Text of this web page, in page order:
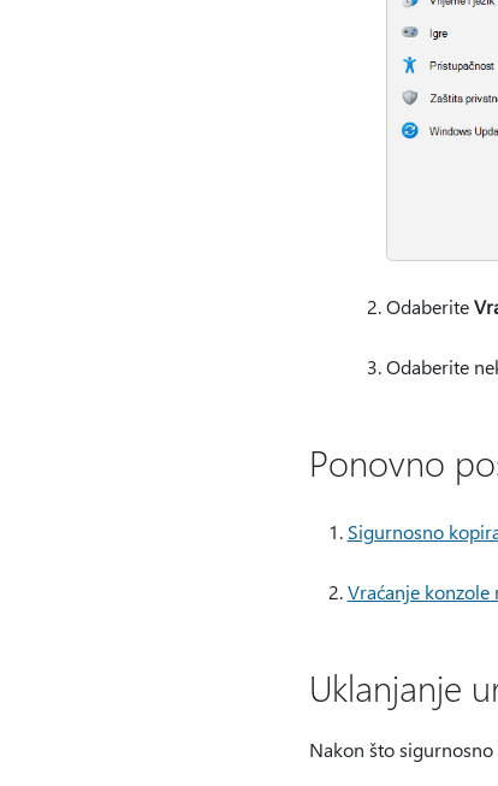
Odaberite
Odaberite
Ponovno
Sigurnosno
Vraćanje konzole
Uklanjanje
Nakon što